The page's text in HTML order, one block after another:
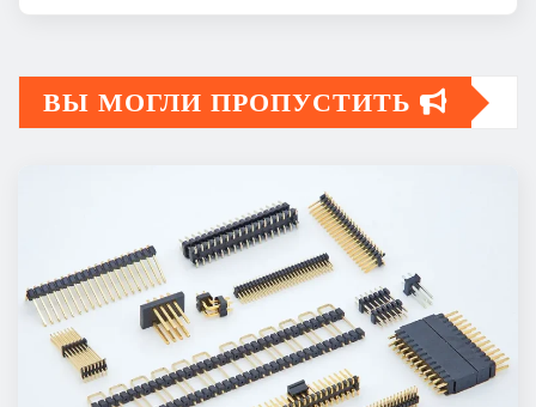
ВЫ МОГЛИ ПРОПУСТИТЬ